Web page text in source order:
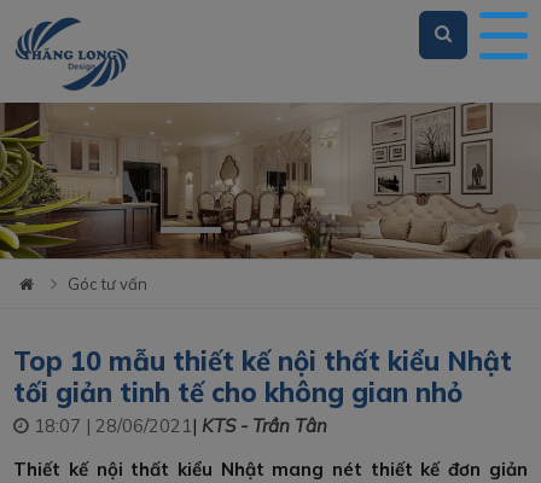
Loading...
Góc tư vấn
Top 10 mẫu thiết kế nội thất kiểu Nhật
tối giản tinh tế cho không gian nhỏ
18:07 | 28/06/2021|KTS - Trần Tân
Thiết kế nội thất kiểu Nhật mang nét thiết kế đơn giản